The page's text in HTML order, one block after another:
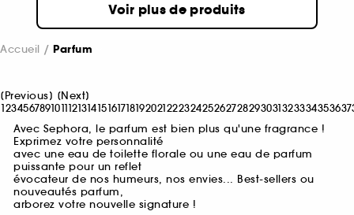
Voir plus de produits
Accueil Parfum
[Previous] [Next]
12345678910111213141516171819202122232425262728293031323334353637
Avec Sephora, le parfum est bien plus qu'une fragrance !
Exprimez votre personnalité
avec une eau de toilette florale ou une eau de parfum
puissante pour un reflet
évocateur de nos humeurs, nos envies... Best-sellers ou
nouveautés parfum,
arborez votre nouvelle signature !